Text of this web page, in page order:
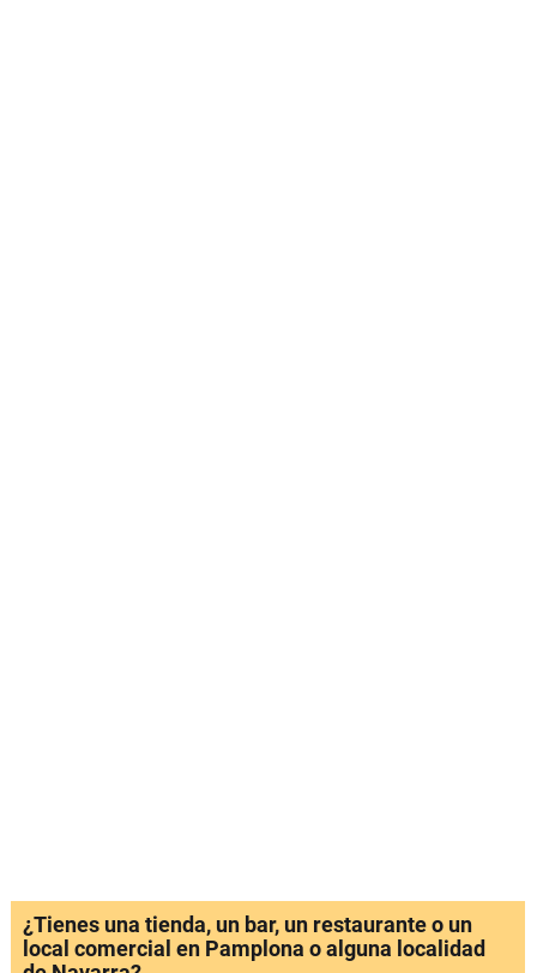
¿Tienes una tienda, un bar, un restaurante o un
local comercial en Pamplona o alguna localidad